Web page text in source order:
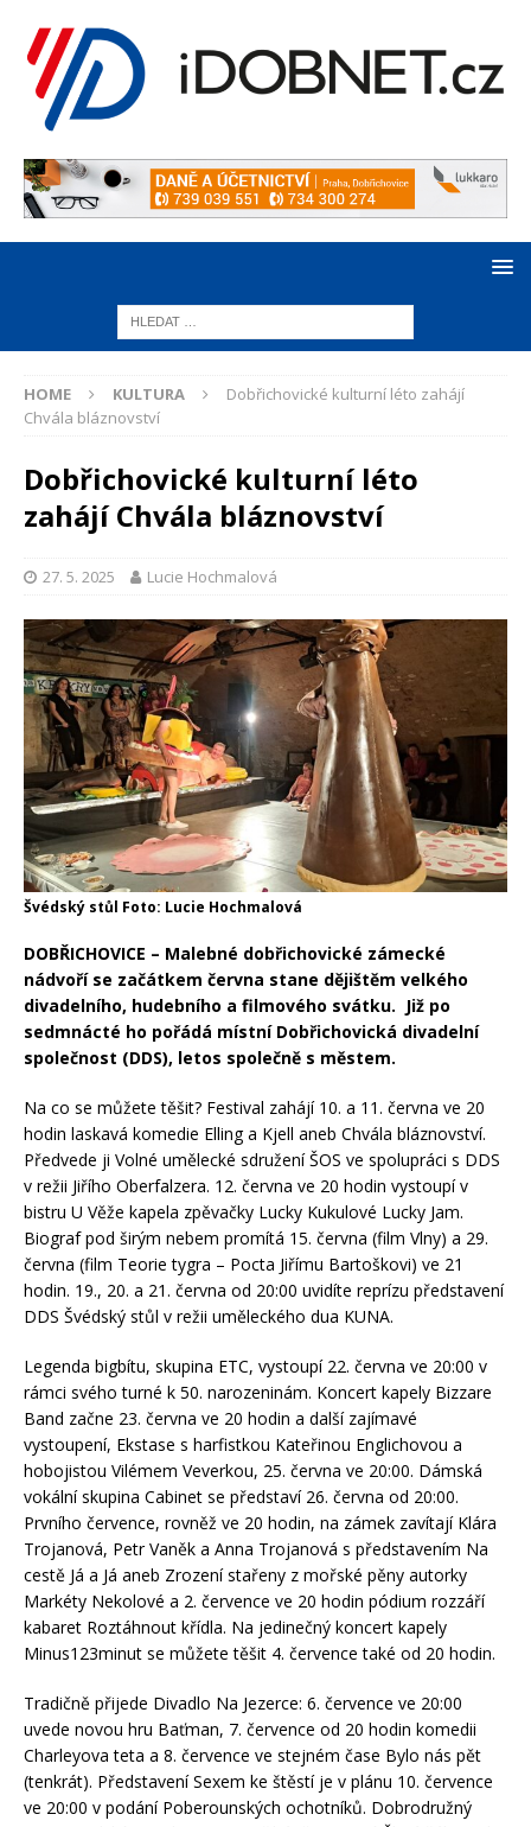
HOME KULTURA
Dobřichovické kulturní léto zahájí
Chvála bláznovství
Dobřichovické kulturní léto
zahájí Chvála bláznovství
27. 5. 2025 Lucie Hochmalová
Švédský stůl Foto: Lucie Hochmalová
DOBŘICHOVICE – Malebné dobřichovické zámecké
nádvoří se začátkem června stane dějištěm velkého
divadelního, hudebního a filmového svátku. Již po
sedmnácté ho pořádá místní Dobřichovická divadelní
společnost (DDS), letos společně s městem.
Na co se můžete těšit? Festival zahájí 10. a 11. června ve 20
hodin laskavá komedie Elling a Kjell aneb Chvála bláznovství.
Předvede ji Volné umělecké sdružení ŠOS ve spolupráci s DDS
v režii Jiřího Oberfalzera. 12. června ve 20 hodin vystoupí v
bistru U Věže kapela zpěvačky Lucky Kukulové Lucky Jam.
Biograf pod širým nebem promítá 15. června (film Vlny) a 29.
června (film Teorie tygra – Pocta Jiřímu Bartoškovi) ve 21
hodin. 19., 20. a 21. června od 20:00 uvidíte reprízu představení
DDS Švédský stůl v režii uměleckého dua KUNA.
Legenda bigbítu, skupina ETC, vystoupí 22. června ve 20:00 v
rámci svého turné k 50. narozeninám. Koncert kapely Bizzare
Band začne 23. června ve 20 hodin a další zajímavé
vystoupení, Ekstase s harfistkou Kateřinou Englichovou a
hobojistou Vilémem Veverkou, 25. června ve 20:00. Dámská
vokální skupina Cabinet se představí 26. června od 20:00.
Prvního července, rovněž ve 20 hodin, na zámek zavítají Klára
Trojanová, Petr Vaněk a Anna Trojanová s představením Na
cestě Já a Já aneb Zrození stařeny z mořské pěny autorky
Markéty Nekolové a 2. července ve 20 hodin pódium rozzáří
kabaret Roztáhnout křídla. Na jedinečný koncert kapely
Minus123minut se můžete těšit 4. července také od 20 hodin.
Tradičně přijede Divadlo Na Jezerce: 6. července ve 20:00
uvede novou hru Baťman, 7. července od 20 hodin komedii
Charleyova teta a 8. července ve stejném čase Bylo nás pět
(tenkrát). Představení Sexem ke štěstí je v plánu 10. července
ve 20:00 v podání Poberounských ochotníků. Dobrodružný